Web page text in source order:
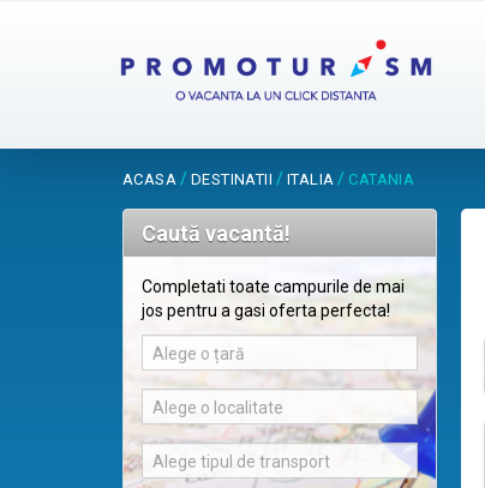
ACASA / DESTINATII / ITALIA / CATANIA
Caută vacantă!
Completati toate campurile de mai
jos pentru a gasi oferta perfecta!
Alege o țară
Alege o localitate
Alege tipul de transport